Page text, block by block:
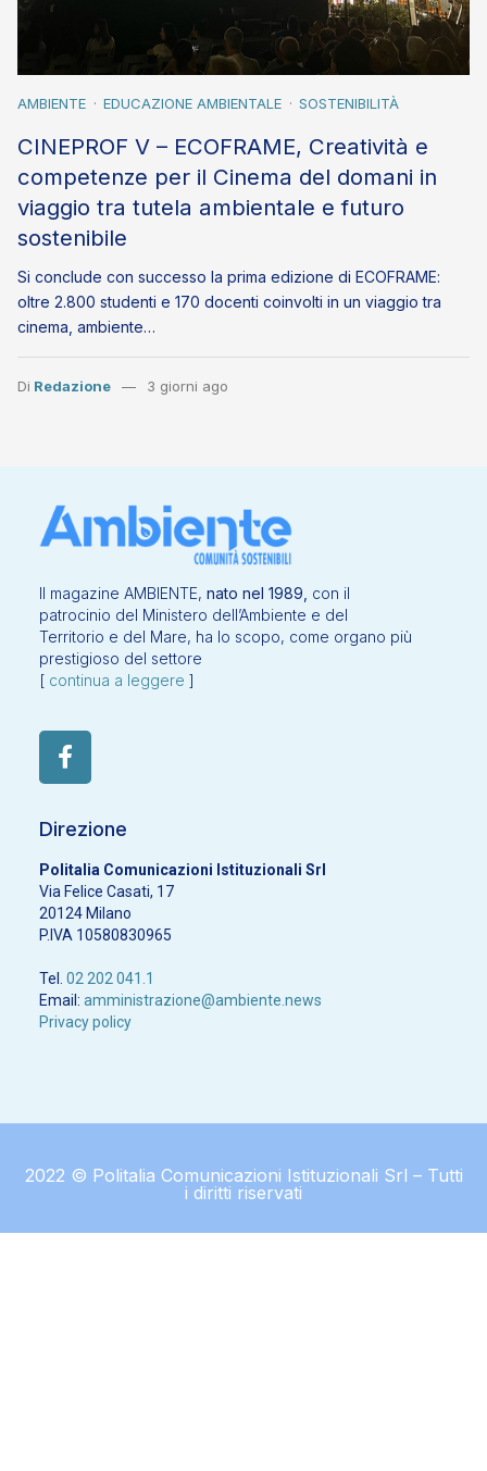
AMBIENTE EDUCAZIONE AMBIENTALE SOSTENIBILITÀ
CINEPROF V – ECOFRAME, Creatività e
competenze per il Cinema del domani in
viaggio tra tutela ambientale e futuro
sostenibile
Si conclude con successo la prima edizione di ECOFRAME:
oltre 2.800 studenti e 170 docenti coinvolti in un viaggio tra
cinema, ambiente…
Di Redazione 3 giorni ago
Il magazine AMBIENTE, nato nel 1989, con il
patrocinio del Ministero dell’Ambiente e del
Territorio e del Mare, ha lo scopo, come organo più
prestigioso del settore
[ continua a leggere ]
Direzione
Politalia Comunicazioni Istituzionali Srl
Via Felice Casati, 17
20124 Milano
P.IVA 10580830965
Tel. 02 202 041.1
Email: amministrazione@ambiente.news
Privacy policy
2022 © Politalia Comunicazioni Istituzionali Srl – Tutti
i diritti riservati